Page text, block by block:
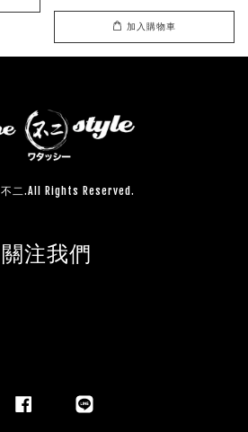
加入購物車
二.All Rights Reserved.
關注我們